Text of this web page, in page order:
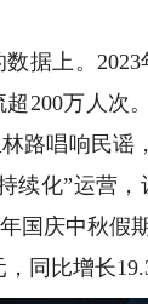
上。2023
200万人次
路唱响民谣
续化”运营
国庆中秋假
同比增长